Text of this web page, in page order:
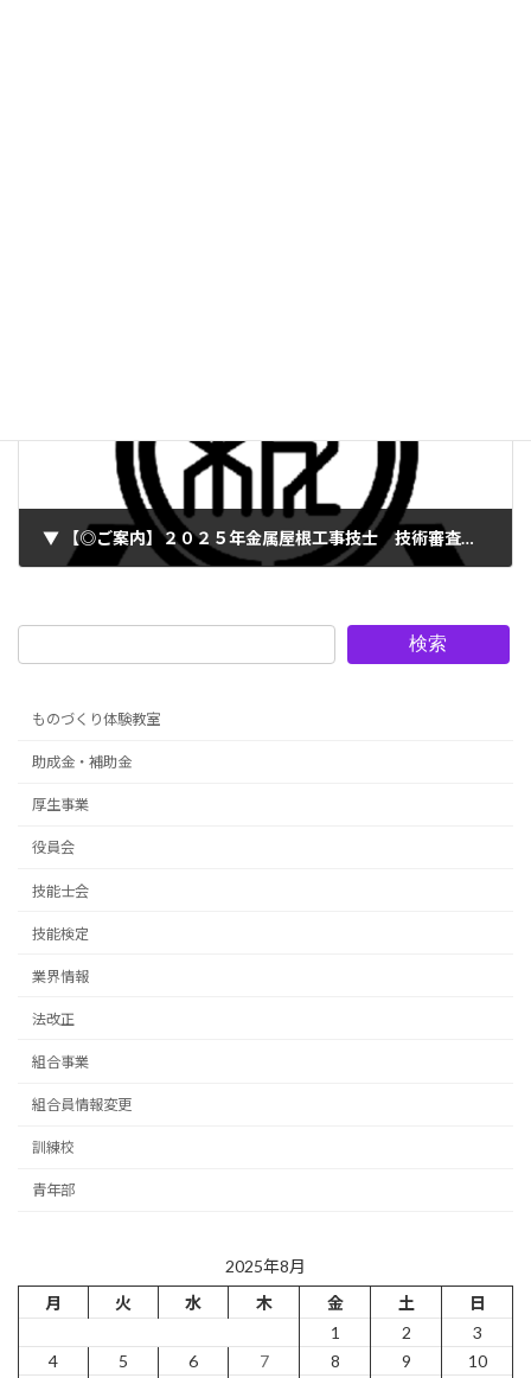
▼ 【◎ご案内】２０２５年金属屋根工事技士 技術審査（2025.12.06）
検索
ものづくり体験教室
助成金・補助金
厚生事業
役員会
技能士会
技能検定
業界情報
法改正
組合事業
組合員情報変更
訓練校
青年部
2025年8月
月
火 水 木 金 土
日
1
2
3
4
5 6 7 8 9
10